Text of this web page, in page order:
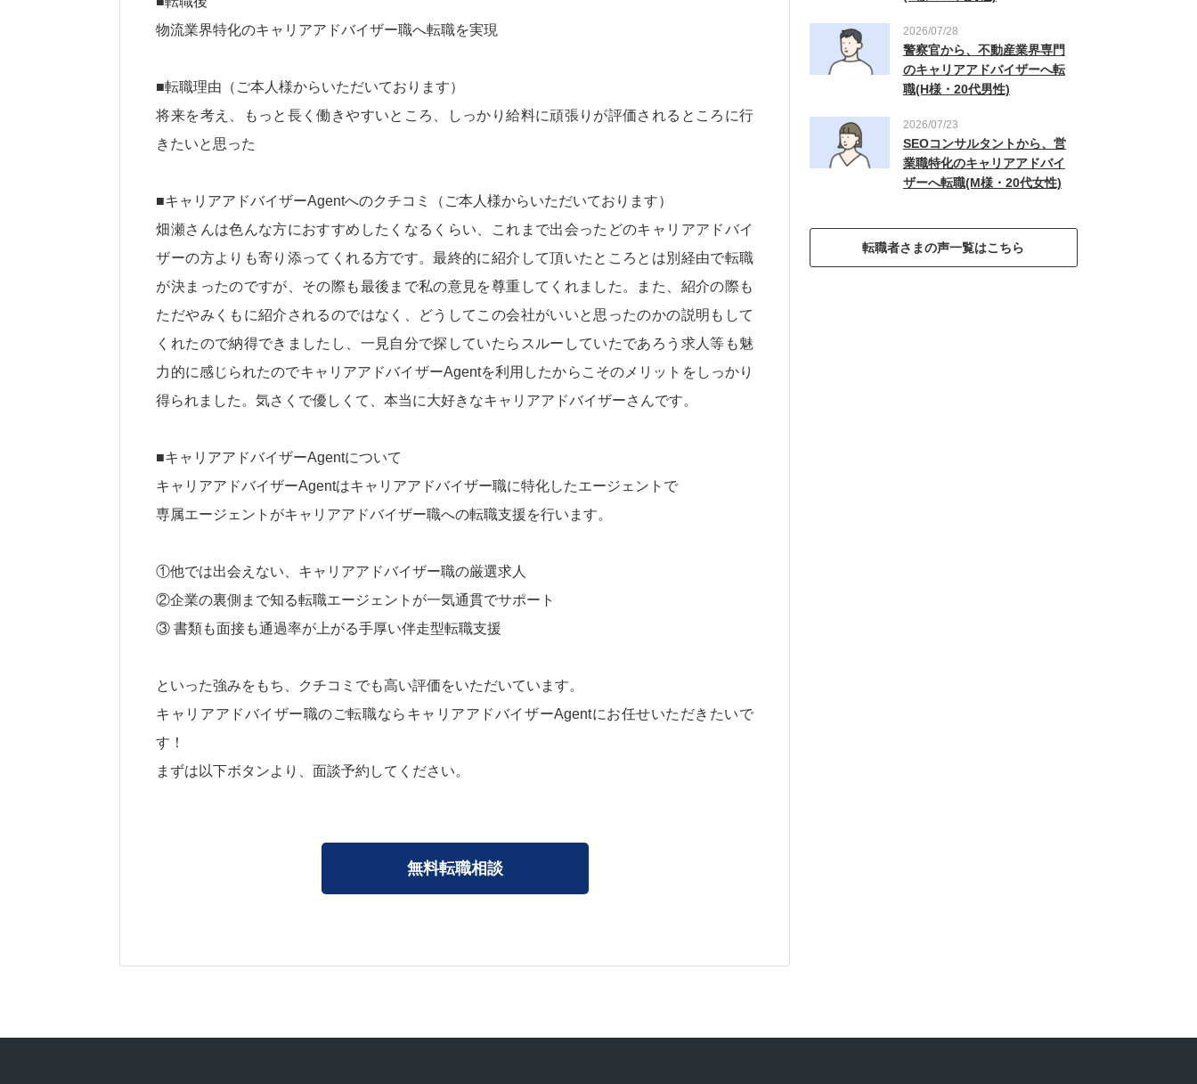
物流業界特化のキャリアアドバイザー職へ転職を実現
■転職理由（ご本人様からいただいております）
将来を考え、もっと長く働きやすいところ、しっかり給料に頑張りが評価されるところに行
きたいと思った
■キャリアアドバイザーAgentへのクチコミ（ご本人様からいただいております）
畑瀬さんは色んな方におすすめしたくなるくらい、これまで出会ったどのキャリアアドバイ
ザーの方よりも寄り添ってくれる方です。最終的に紹介して頂いたところとは別経由で転職
が決まったのですが、その際も最後まで私の意見を尊重してくれました。また、紹介の際も
ただやみくもに紹介されるのではなく、どうしてこの会社がいいと思ったのかの説明もして
くれたので納得できましたし、一見自分で探していたらスルーしていたであろう求人等も魅
力的に感じられたのでキャリアアドバイザーAgentを利用したからこそのメリットをしっかり
得られました。気さくで優しくて、本当に大好きなキャリアアドバイザーさんです。
■キャリアアドバイザーAgentについて
キャリアアドバイザーAgentはキャリアアドバイザー職に特化したエージェントで
専属エージェントがキャリアアドバイザー職への転職支援を行います。
①他では出会えない、キャリアアドバイザー職の厳選求人
②企業の裏側まで知る転職エージェントが一気通貫でサポート
③ 書類も面接も通過率が上がる手厚い伴走型転職支援
といった強みをもち、クチコミでも高い評価をいただいています。
キャリアアドバイザー職のご転職ならキャリアアドバイザーAgentにお任せいただきたいで
す！
まずは以下ボタンより、面談予約してください。
無料転職相談
2026/07/28
警察官から、不動産業界専門
のキャリアアドバイザーへ転
職(H様・20代男性)
2026/07/23
SEOコンサルタントから、営
業職特化のキャリアアドバイ
ザーへ転職(M様・20代女性)
転職者さまの声一覧はこちら